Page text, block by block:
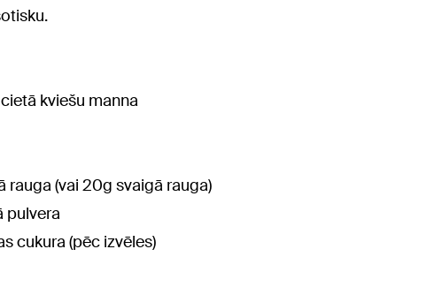
kviešu manna
rauga (vai 20g svaigā rauga)
pulvera
cukura (pēc izvēles)